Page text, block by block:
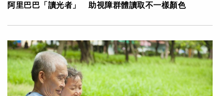
阿里巴巴「讀光者」 助視障群體讀取不一樣顏色